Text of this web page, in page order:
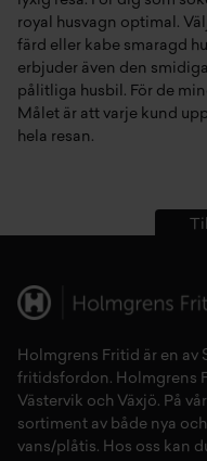
royal husvagn optimal.
färd eller kabe smaragd
erbjuder även den smidiga
pålitliga husbil. För de
Målet är att varje kund
hela resan.
Holmgrens Fritid är en av
fritidsfordon . Holmgrens
Västervik och Växjö. På
sortiment av både nya och
vans/plåtis. Hos oss kan